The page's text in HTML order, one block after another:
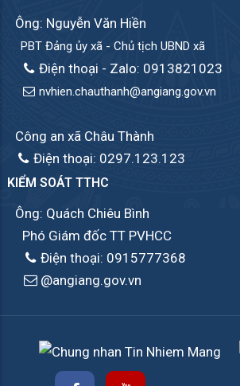
Ông: Nguyễn Văn Hiền
PBT Đảng ủy xã - Chủ tịch UBND xã
Điện thoại - Zalo: 0913821023
nvhien.chauthanh@angiang.gov.vn
Công an xã Châu Thành
Điện thoại: 0297.123.123
KIỂM SOÁT TTHC
Ông: Quách Chiêu Bình
Phó Giám đốc TT PVHCC
Điện thoại: 0915777368
@angiang.gov.vn